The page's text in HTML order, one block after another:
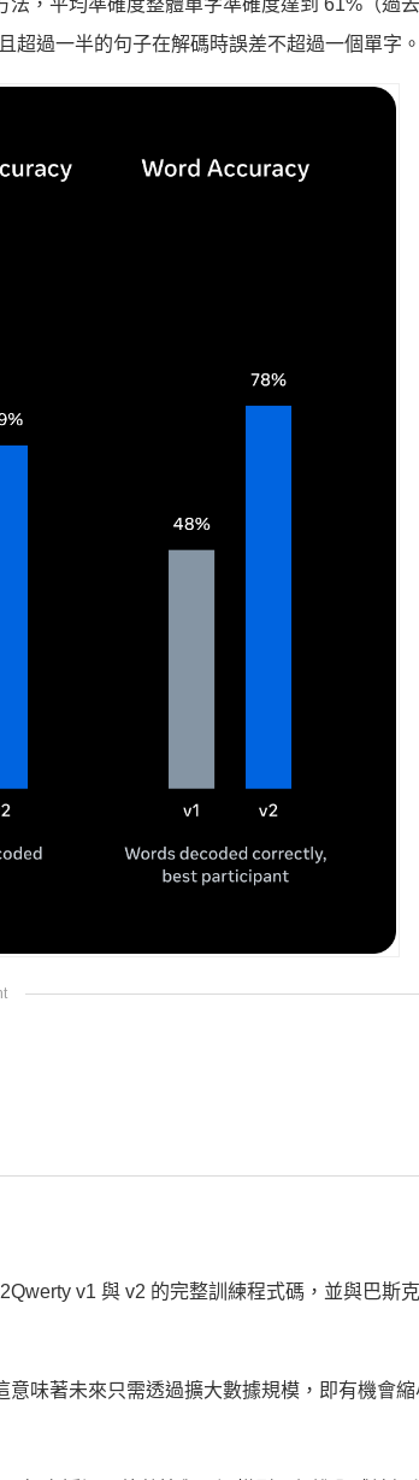
，平均準確度整體單字準確度達到 61%（過
超過一半的句子在解碼時誤差不超過一個單字。
v1 與 v2 的完整訓練程式碼，並與巴斯
味著未來只需透過擴大數據規模，即有機會縮